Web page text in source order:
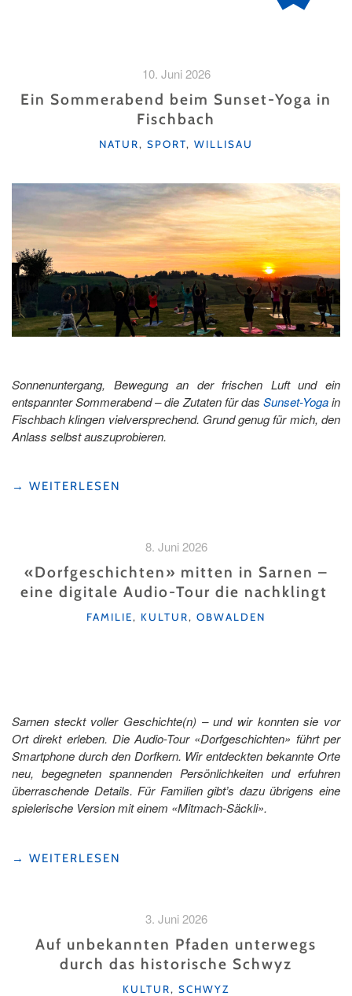
10. Juni 2026
Ein Sommerabend beim Sunset-Yoga in
Fischbach
KATEGORIEN
NATUR, SPORT, WILLISAU
Sonnenuntergang, Bewegung an der frischen Luft und ein
entspannter Sommerabend – die Zutaten für das Sunset-Yogain
Fischbach klingen vielversprechend. Grund genug für mich, den
Anlass selbst auszuprobieren.
"EIN
IN
FISCHBACH"
→ WEITERLESEN
8. Juni 2026
«Dorfgeschichten» mitten in Sarnen –
eine digitale Audio-Tour die nachklingt
KATEGORIEN
FAMILIE, KULTUR, OBWALDEN
Sarnen steckt voller Geschichte(n) – und wir konnten sie vor
Ort direkt erleben. Die Audio-Tour «Dorfgeschichten» führt per
Smartphone durch den Dorfkern. Wir entdeckten bekannte Orte
neu, begegneten spannenden Persönlichkeiten und erfuhren
überraschende Details. Für Familien gibt’s dazu übrigens eine
spielerische Version mit einem «Mitmach-Säckli».
"«DORFGESCHICHTEN»
EINE
DIGITALE
AUDIO-
→ WEITERLESEN
3. Juni 2026
Auf unbekannten Pfaden unterwegs
durch das historische Schwyz
KATEGORIEN
KULTUR, SCHWYZ